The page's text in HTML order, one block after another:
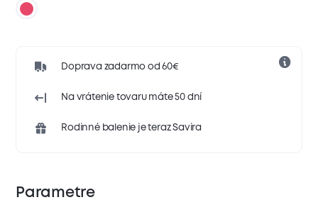
Doprava zadarmo od 60€
Na vrátenie tovaru máte 50 dní
Rodinné balenie je teraz Savira
Parametre